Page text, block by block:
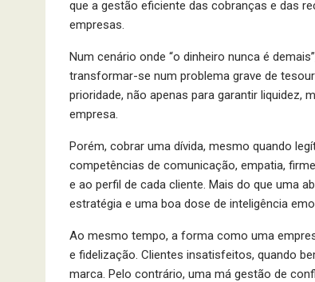
que a gestão eficiente das cobranças e das
empresas.
Num cenário onde “o dinheiro nunca é
transformar-se num problema grave de
prioridade, não apenas para garantir
empresa.
Porém, cobrar uma dívida, mesmo quando
competências de comunicação, empatia,
e ao perfil de cada cliente. Mais do que uma
estratégia e uma boa dose de inteligência
Ao mesmo tempo, a forma como uma
e fidelização. Clientes insatisfeitos, quando
marca. Pelo contrário, uma má gestão de